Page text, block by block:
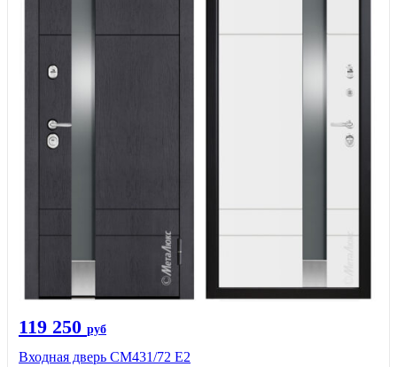
119 250 руб
Входная дверь СМ431/72 Е2